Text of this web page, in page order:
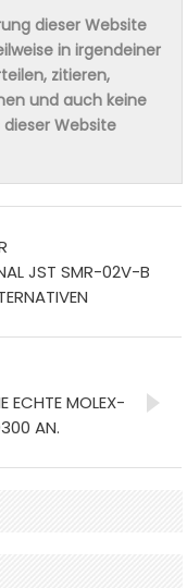
dieser Website
in irgendeiner
zitieren,
und auch keine
Website
JST SMR-02V-B
ECHTE MOLEX-
AN.